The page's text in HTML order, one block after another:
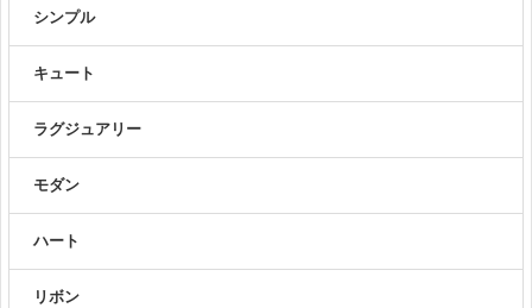
シンプル
キュート
ラグジュアリー
モダン
ハート
リボン